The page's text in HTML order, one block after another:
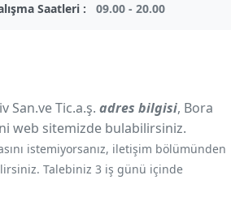
Saatleri : 09.00 - 20.00
San.ve Tic.a.ş. adres bilgisi, Bora
web sitemizde bulabilirsiniz.
istemiyorsanız, iletişim bölümünden
Talebiniz 3 iş günü içinde